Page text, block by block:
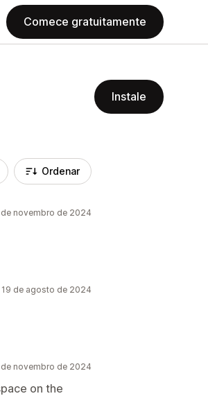
Comece gratuitamente
Instale
Ordenar
novembro de 2024
19 de agosto de 2024
novembro de 2024
on the